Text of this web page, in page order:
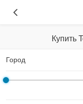
Купить
Город